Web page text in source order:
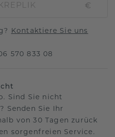
€
Kontaktiere Sie uns
570 833 08
Sind Sie nicht
Senden Sie Ihr
von 30 Tagen zurück
sorgenfreien Service.